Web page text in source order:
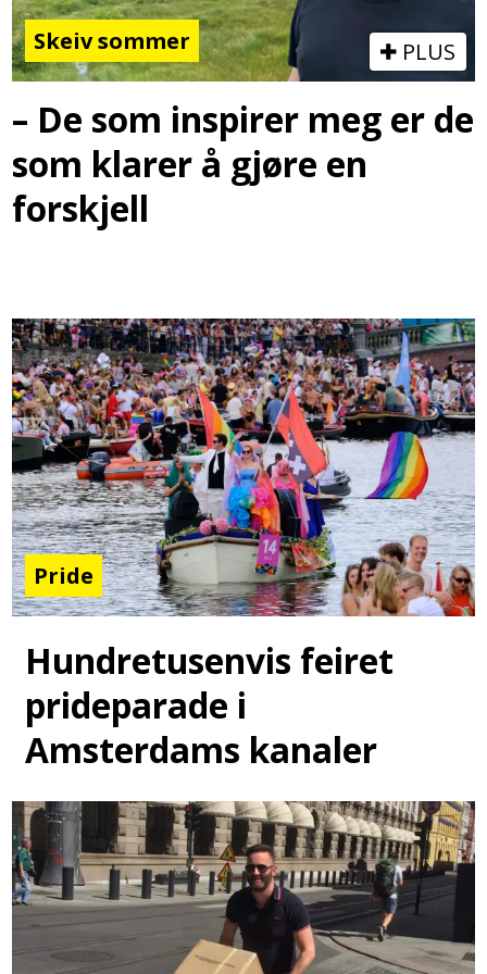
Skeiv sommer PLUS
– De som inspirer meg er de
som klarer å gjøre en
forskjell
Pride
Hundretusenvis feiret
prideparade i
Amsterdams kanaler